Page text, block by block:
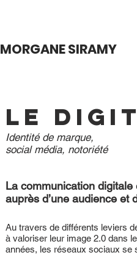
MORGANE SIRAMY
LE
Identité de marque,
social média, notoriété
La communication
auprès d’une audience et
Au travers de différents leviers
à valoriser leur image 2.0 dans
années, les réseaux sociaux se